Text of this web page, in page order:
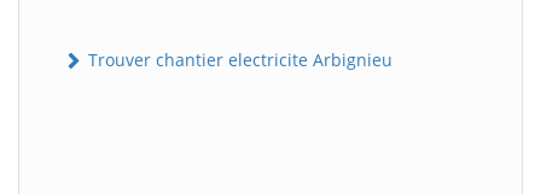
Trouver chantier electricite Arbignieu